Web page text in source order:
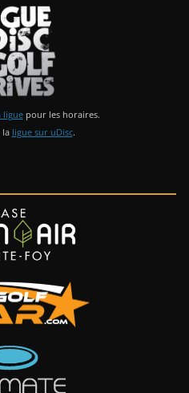
liguepour les horaires.
la ligue sur uDisc.